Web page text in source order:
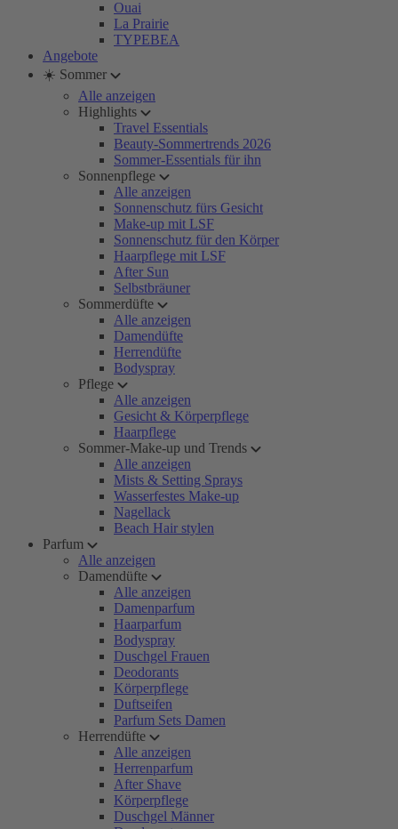
Ouai
La Prairie
TYPEBEA
Angebote
☀️ Sommer
Alle anzeigen
Highlights
Travel Essentials
Beauty-Sommertrends 2026
Sommer-Essentials für ihn
Sonnenpflege
Alle anzeigen
Sonnenschutz fürs Gesicht
Make-up mit LSF
Sonnenschutz für den Körper
Haarpflege mit LSF
After Sun
Selbstbräuner
Sommerdüfte
Alle anzeigen
Damendüfte
Herrendüfte
Bodyspray
Pflege
Alle anzeigen
Gesicht & Körperpflege
Haarpflege
Sommer-Make-up und Trends
Alle anzeigen
Mists & Setting Sprays
Wasserfestes Make-up
Nagellack
Beach Hair stylen
Parfum
Alle anzeigen
Damendüfte
Alle anzeigen
Damenparfum
Haarparfum
Bodyspray
Duschgel Frauen
Deodorants
Körperpflege
Duftseifen
Parfum Sets Damen
Herrendüfte
Alle anzeigen
Herrenparfum
After Shave
Körperpflege
Duschgel Männer